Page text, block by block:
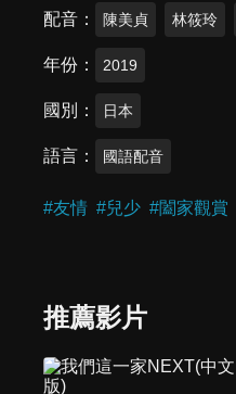
配音 陳美貞 林筱玲
年份 2019
國別 日本
語言 國語配音
#友情 #兒少 #闔家觀賞
推薦影片